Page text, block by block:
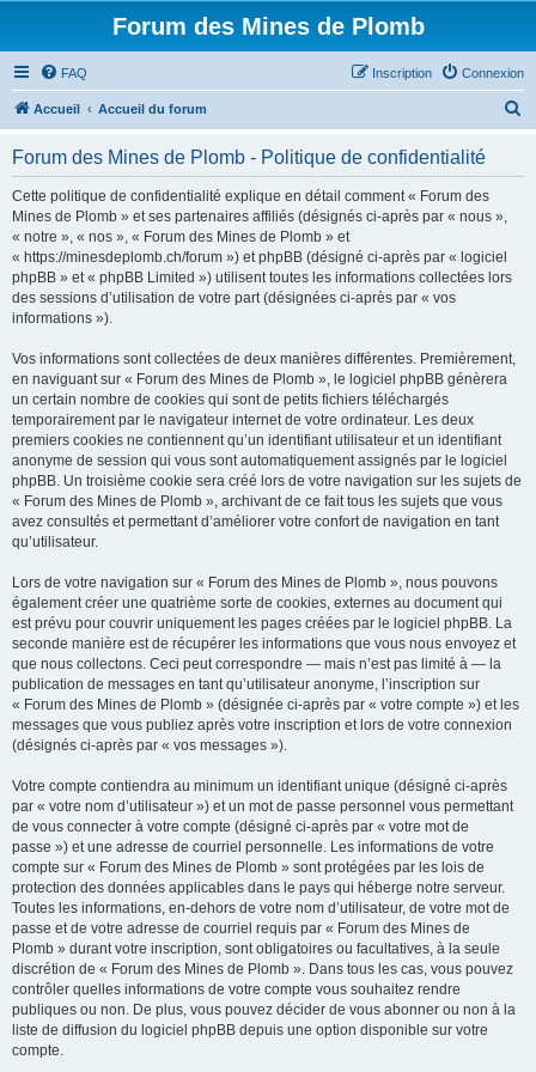
Forum des Mines de Plomb
FAQ Connexion
Inscription
Accueil Accueil du forum
Forum des Mines de Plomb - Politique de confidentialité
Cette politique de confidentialité explique en détail comment « Forum des
Mines de Plomb » et ses partenaires affiliés (désignés ci-après par « nous »,
« notre », « nos », « Forum des Mines de Plomb » et
« https://minesdeplomb.ch/forum ») et phpBB (désigné ci-après par « logiciel
phpBB » et « phpBB Limited ») utilisent toutes les informations collectées lors
des sessions d’utilisation de votre part (désignées ci-après par « vos
informations »).
Vos informations sont collectées de deux manières différentes. Premièrement,
en naviguant sur « Forum des Mines de Plomb », le logiciel phpBB génèrera
un certain nombre de cookies qui sont de petits fichiers téléchargés
temporairement par le navigateur internet de votre ordinateur. Les deux
premiers cookies ne contiennent qu’un identifiant utilisateur et un identifiant
anonyme de session qui vous sont automatiquement assignés par le logiciel
phpBB. Un troisième cookie sera créé lors de votre navigation sur les sujets de
« Forum des Mines de Plomb », archivant de ce fait tous les sujets que vous
avez consultés et permettant d’améliorer votre confort de navigation en tant
qu’utilisateur.
Lors de votre navigation sur « Forum des Mines de Plomb », nous pouvons
également créer une quatrième sorte de cookies, externes au document qui
est prévu pour couvrir uniquement les pages créées par le logiciel phpBB. La
seconde manière est de récupérer les informations que vous nous envoyez et
que nous collectons. Ceci peut correspondre — mais n’est pas limité à — la
publication de messages en tant qu’utilisateur anonyme, l’inscription sur
« Forum des Mines de Plomb » (désignée ci-après par « votre compte ») et les
messages que vous publiez après votre inscription et lors de votre connexion
(désignés ci-après par « vos messages »).
Votre compte contiendra au minimum un identifiant unique (désigné ci-après
par « votre nom d’utilisateur ») et un mot de passe personnel vous permettant
de vous connecter à votre compte (désigné ci-après par « votre mot de
passe ») et une adresse de courriel personnelle. Les informations de votre
compte sur « Forum des Mines de Plomb » sont protégées par les lois de
protection des données applicables dans le pays qui héberge notre serveur.
Toutes les informations, en-dehors de votre nom d’utilisateur, de votre mot de
passe et de votre adresse de courriel requis par « Forum des Mines de
Plomb » durant votre inscription, sont obligatoires ou facultatives, à la seule
discrétion de « Forum des Mines de Plomb ». Dans tous les cas, vous pouvez
contrôler quelles informations de votre compte vous souhaitez rendre
publiques ou non. De plus, vous pouvez décider de vous abonner ou non à la
liste de diffusion du logiciel phpBB depuis une option disponible sur votre
compte.